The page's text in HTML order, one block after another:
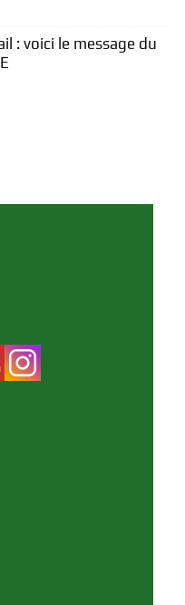
: voici le message du